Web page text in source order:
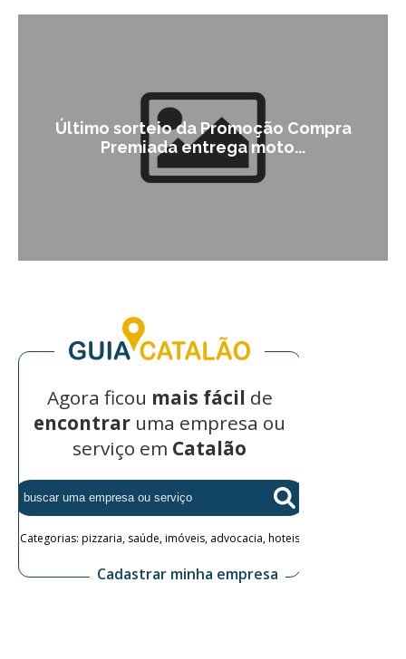
Último sorteio da Promoção Compra
Premiada entrega moto...